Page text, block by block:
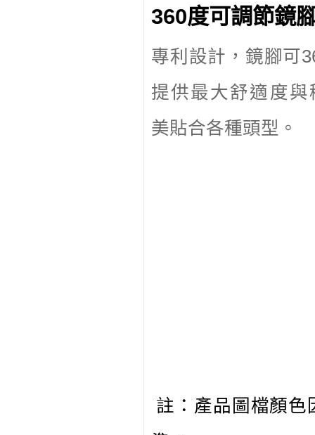
360度可調節鏡
專利設計，鏡腳可
提供最大舒適度與
美貼合各種頭型。
註：產品圖檔顏色